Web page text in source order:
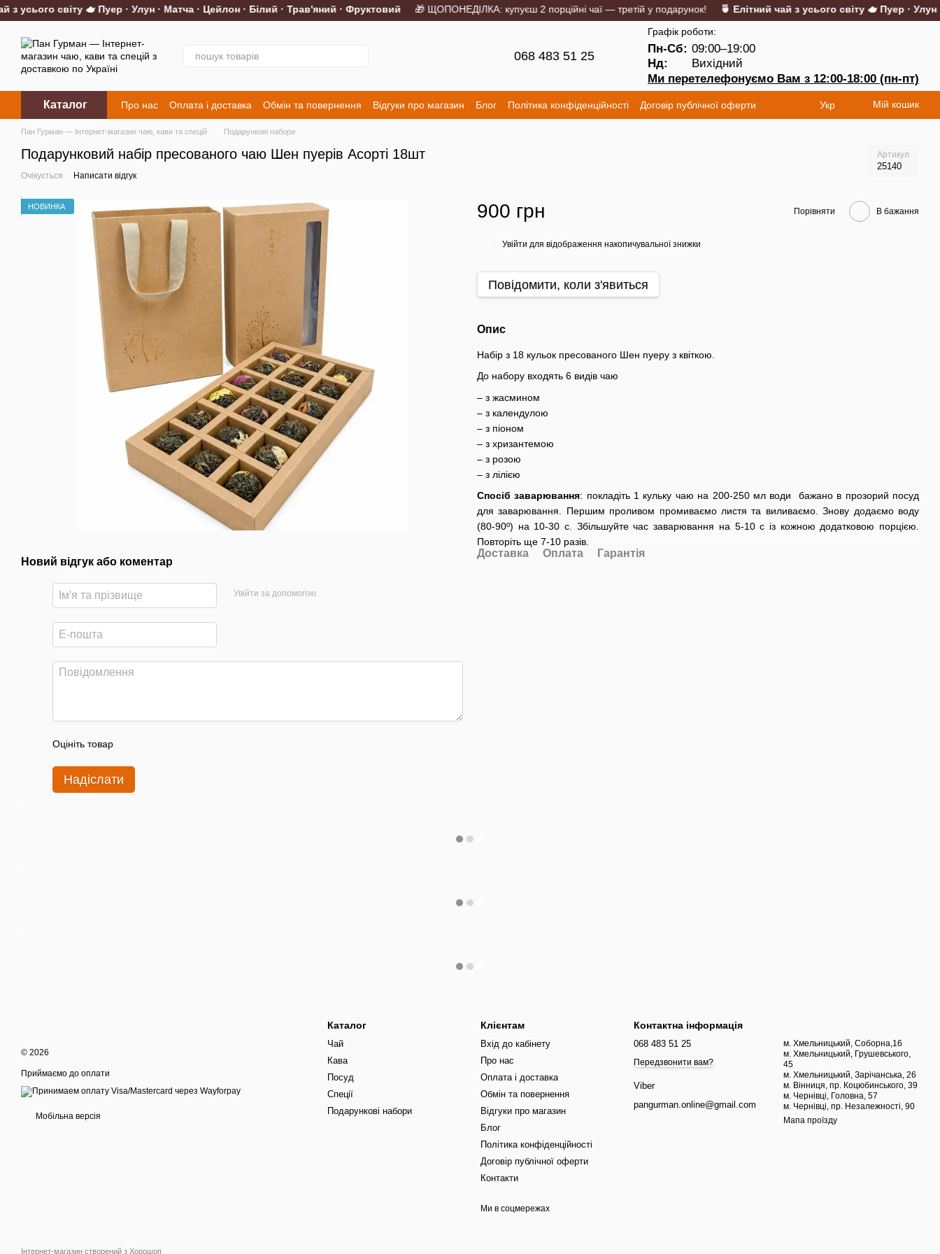
Перейти до основного контенту
світу 🫖 Пуер · Улун · Матча · Цейлон · Білий · Трав'яний · Фруктовий🎁 ЩОПОНЕДІЛКА: купуєш 2 порційні чаї — третій у подарунок!🍵 Елітний чай з усього світу 🫖 Пуер · Улун ·
068 483 51 25
Графік роботи:
Пн-Сб: 09:00–19:00
Нд:
Вихідний
Ми перетелефонуємо Вам з 12:00-18:00 (пн-пт)
Каталог Про нас Оплата і доставка Обмін та повернення Відгуки про магазин Блог Політика конфіденційності
Договір публічної оферти
Контакти
Укр Мій кошик
Пан Гурман — Інтернет-магазин чаю, кави та спецій Подарункові набори
Подарунковий набір пресованого чаю Шен пуерів Асорті 18шт Артикул
25140
Очікується Написати відгук
НОВИНКА
Новий відгук або коментар
Увійти за допомогою
Оцініть товар
Надіслати
900 грн Порівняти В бажання
Увійти для відображення накопичувальної знижки
Повідомити, коли з'явиться
Опис
Набір з 18 кульок пресованого Шен пуеру з квіткою.
До набору входять 6 видів чаю
– з жасмином
– з календулою
– з піоном
– з хризантемою
– з розою
– з лілією
Спосіб заварювання: покладіть 1 кульку чаю на 200-250 мл води бажано в прозорий посуд
для заварювання. Першим проливом промиваємо листя та виливаємо. Знову додаємо воду
(80-90º) на 10-30 с. Збільшуйте час заварювання на 5-10 с із кожною додатковою порцією.
Повторіть ще 7-10 разів.
Доставка Оплата Гарантія
© 2026
Приймаємо до оплати
Мобільна версія
Інтернет-магазин створений з Хорошоп
Каталог
Чай
Кава
Посуд
Спеції
Подарункові набори
Клієнтам
Вхід до кабінету
Про нас
Оплата і доставка
Обмін та повернення
Відгуки про магазин
Блог
Політика конфіденційності
Договір публічної оферти
Контакти
Ми в соцмережах
Контактна інформація
068 483 51 25
Передзвонити вам?
Viber
pangurman.online@gmail.com
м. Хмельницький, Соборна,16
м. Хмельницький, Грушевського,
45
м. Хмельницький, Зарічанська, 26
м. Вінниця, пр. Коцюбинського, 39
м. Чернівці, Головна, 57
м. Чернівці, пр. Незалежності, 90
Мапа проїзду